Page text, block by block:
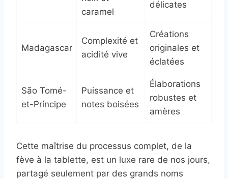
caramel
délicates
Madagascar
Complexité et
acidité vive
Créations
originales et
éclatées
São Tomé-
et-Príncipe
Puissance et
notes boisées
Élaborations
robustes et
amères
Cette maîtrise du processus complet, de la
fève à la tablette, est un luxe rare de nos jours,
partagé seulement par des grands noms